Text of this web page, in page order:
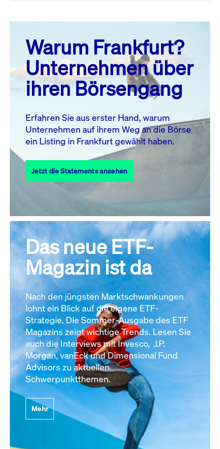
August 26
MO. DI. MI. DO. FR. SA. SO.
1
2
3
4 5 6 7 8
10 11 13 14
17
18 19 20 21 22
23
27 28
31
Alle Events
Warum Frankfurt?
Unternehmen über
ihren Börsengang
Erfahren Sie aus erster Hand, warum
Unternehmen auf ihrem Weg an die Börse
ein Listing in Frankfurt gewählt haben.
Jetzt die Statements ansehen
Das neue ETF-
Magazin ist da
Nach den jüngsten Marktschwankungen
lohnt ein Blick auf die eigene ETF-
Strategie. Die Sommer-Ausgabe des ETF
Magazins zeigt wichtige Trends. Lesen Sie
auch die Interviews mit Invesco, J.P.
Morgan, vanEck und Dimensional Fund
Advisors zu aktuellen
Schwerpunktthemen.
Mehr